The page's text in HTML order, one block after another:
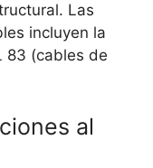
Las
incluyen la
83 (cables de
al